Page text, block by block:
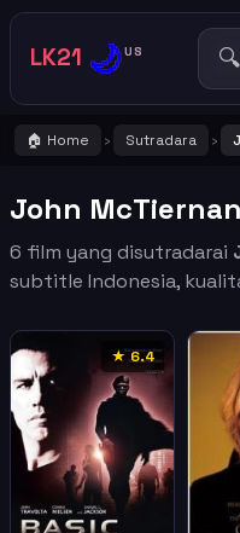
LK21 🌙US
🏠 Home › Sutradara ›
John McTiernan
6 film yang disutradarai
subtitle Indonesia,
★ 6.4